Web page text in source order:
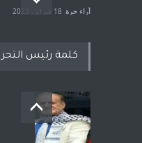
آراء حرة 18 فبراير، 2023
بعد معارك
وترافع فيها
الشيخ طارق
كلمة رئيس